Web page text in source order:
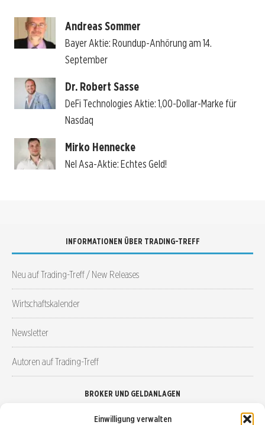
Einwilligung verwalten
Andreas Sommer
Bayer Aktie: Roundup-Anhörung am 14.
September
Dr. Robert Sasse
DeFi Technologies Aktie: 1,00-Dollar-Marke für
Nasdaq
Mirko Hennecke
Nel Asa-Aktie: Echtes Geld!
INFORMATIONEN ÜBER TRADING-TREFF
Neu auf Trading-Treff / New Releases
Wirtschaftskalender
Newsletter
Autoren auf Trading-Treff
BROKER UND GELDANLAGEN